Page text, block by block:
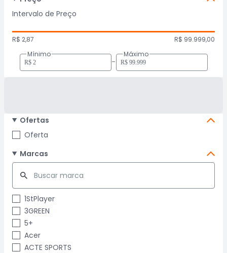
Intervalo de Preço
R$ 2,87
R$ 99.999,00
Mínimo
-
Máximo
Ofertas
Oferta
Marcas
1StPlayer
3GREEN
5+
Acer
ACTE SPORTS